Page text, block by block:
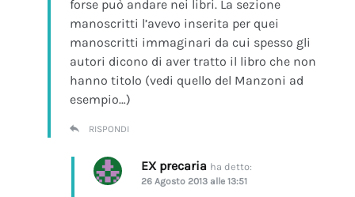
forse può andare nei libri. La sezione
manoscritti l’avevo inserita per quei
manoscritti immaginari da cui spesso gli
autori dicono di aver tratto il libro che non
hanno titolo (vedi quello del Manzoni ad
esempio…)
RISPONDI
EX precaria ha detto:
26 Agosto 2013 alle 13:51